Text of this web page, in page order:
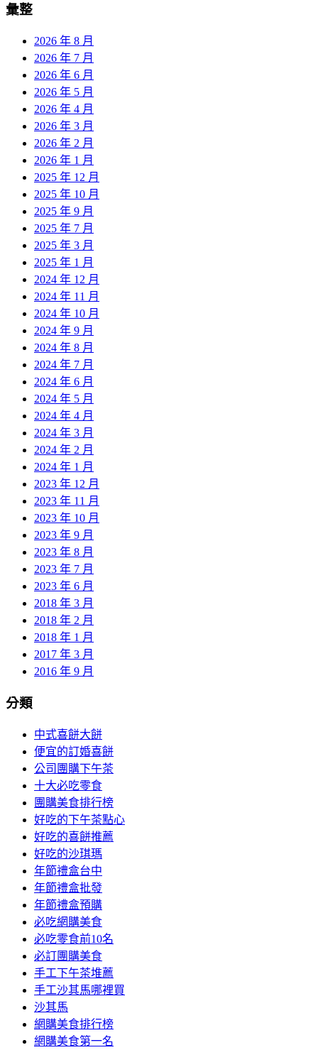
彙整
2026 年 8 月
2026 年 7 月
2026 年 6 月
2026 年 5 月
2026 年 4 月
2026 年 3 月
2026 年 2 月
2026 年 1 月
2025 年 12 月
2025 年 10 月
2025 年 9 月
2025 年 7 月
2025 年 3 月
2025 年 1 月
2024 年 12 月
2024 年 11 月
2024 年 10 月
2024 年 9 月
2024 年 8 月
2024 年 7 月
2024 年 6 月
2024 年 5 月
2024 年 4 月
2024 年 3 月
2024 年 2 月
2024 年 1 月
2023 年 12 月
2023 年 11 月
2023 年 10 月
2023 年 9 月
2023 年 8 月
2023 年 7 月
2023 年 6 月
2018 年 3 月
2018 年 2 月
2018 年 1 月
2017 年 3 月
2016 年 9 月
分類
中式喜餅大餅
便宜的訂婚喜餅
公司團購下午茶
十大必吃零食
團購美食排行榜
好吃的下午茶點心
好吃的喜餅推薦
好吃的沙琪瑪
年節禮盒台中
年節禮盒批發
年節禮盒預購
必吃網購美食
必吃零食前10名
必訂團購美食
手工下午茶堆薦
手工沙其馬哪裡買
沙其馬
網購美食排行榜
網購美食第一名